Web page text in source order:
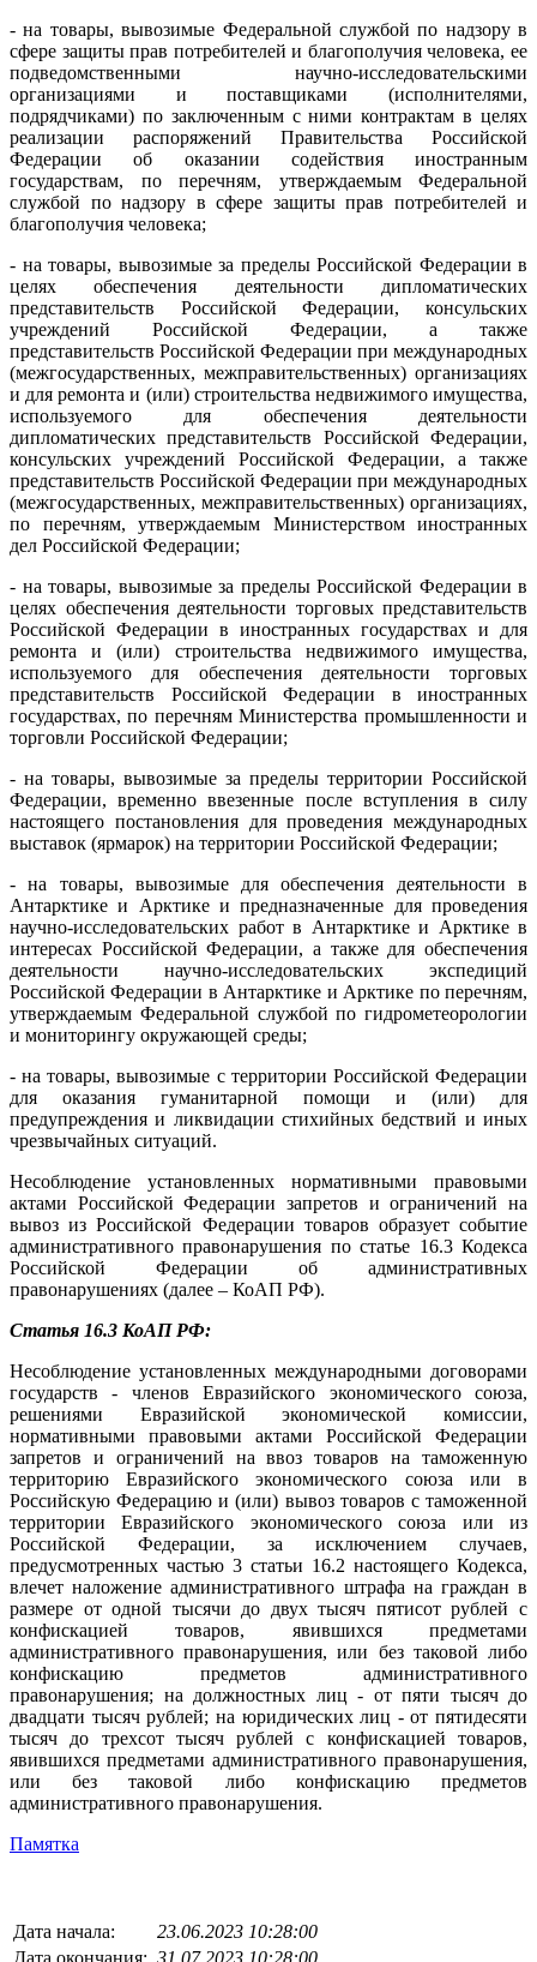
- на товары, вывозимые Федеральной службой по надзору в
сфере защиты прав потребителей и благополучия человека, ее
подведомственными научно-исследовательскими
организациями и поставщиками (исполнителями,
подрядчиками) по заключенным с ними контрактам в целях
реализации распоряжений Правительства Российской
Федерации об оказании содействия иностранным
государствам, по перечням, утверждаемым Федеральной
службой по надзору в сфере защиты прав потребителей и
благополучия человека;
- на товары, вывозимые за пределы Российской Федерации в
целях обеспечения деятельности дипломатических
представительств Российской Федерации, консульских
учреждений Российской Федерации, а также
представительств Российской Федерации при международных
(межгосударственных, межправительственных) организациях
и для ремонта и (или) строительства недвижимого имущества,
используемого для обеспечения деятельности
дипломатических представительств Российской Федерации,
консульских учреждений Российской Федерации, а также
представительств Российской Федерации при международных
(межгосударственных, межправительственных) организациях,
по перечням, утверждаемым Министерством иностранных
дел Российской Федерации;
- на товары, вывозимые за пределы Российской Федерации в
целях обеспечения деятельности торговых представительств
Российской Федерации в иностранных государствах и для
ремонта и (или) строительства недвижимого имущества,
используемого для обеспечения деятельности торговых
представительств Российской Федерации в иностранных
государствах, по перечням Министерства промышленности и
торговли Российской Федерации;
- на товары, вывозимые за пределы территории Российской
Федерации, временно ввезенные после вступления в силу
настоящего постановления для проведения международных
выставок (ярмарок) на территории Российской Федерации;
- на товары, вывозимые для обеспечения деятельности в
Антарктике и Арктике и предназначенные для проведения
научно-исследовательских работ в Антарктике и Арктике в
интересах Российской Федерации, а также для обеспечения
деятельности научно-исследовательских экспедиций
Российской Федерации в Антарктике и Арктике по перечням,
утверждаемым Федеральной службой по гидрометеорологии
и мониторингу окружающей среды;
- на товары, вывозимые с территории Российской Федерации
для оказания гуманитарной помощи и (или) для
предупреждения и ликвидации стихийных бедствий и иных
чрезвычайных ситуаций.
Несоблюдение установленных нормативными правовыми
актами Российской Федерации запретов и ограничений на
вывоз из Российской Федерации товаров образует событие
административного правонарушения по статье 16.3 Кодекса
Российской Федерации об административных
правонарушениях (далее – КоАП РФ).
Статья 16.3 КоАП РФ:
Несоблюдение установленных международными договорами
государств - членов Евразийского экономического союза,
решениями Евразийской экономической комиссии,
нормативными правовыми актами Российской Федерации
запретов и ограничений на ввоз товаров на таможенную
территорию Евразийского экономического союза или в
Российскую Федерацию и (или) вывоз товаров с таможенной
территории Евразийского экономического союза или из
Российской Федерации, за исключением случаев,
предусмотренных частью 3 статьи 16.2 настоящего Кодекса,
влечет наложение административного штрафа на граждан в
размере от одной тысячи до двух тысяч пятисот рублей с
конфискацией товаров, явившихся предметами
административного правонарушения, или без таковой либо
конфискацию предметов административного
правонарушения; на должностных лиц - от пяти тысяч до
двадцати тысяч рублей; на юридических лиц - от пятидесяти
тысяч до трехсот тысяч рублей с конфискацией товаров,
явившихся предметами административного правонарушения,
или без таковой либо конфискацию предметов
административного правонарушения.
Памятка
Дата начала:
23.06.2023 10:28:00
Дата окончания: 31.07.2023 10:28:00